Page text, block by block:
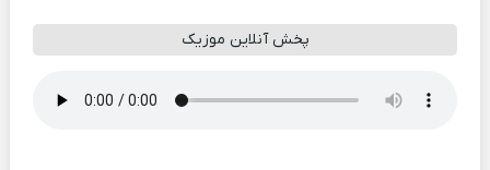
پخش آنلاین موزیک